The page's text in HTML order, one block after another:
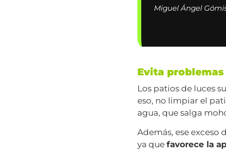
Miguel Ángel
Evita
Los patios de luces
eso, no limpiar el
agua, que salga
Además, ese exceso
ya que favorece la